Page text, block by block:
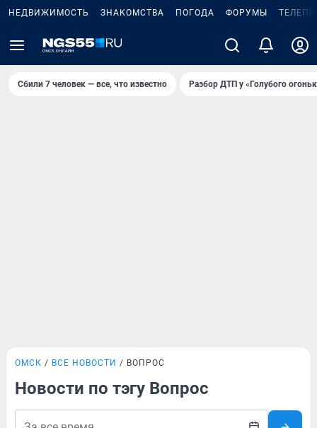
НЕДВИЖИМОСТЬ ЗНАКОМСТВА ПОГОДА ФОРУМЫ
Сбили 7 человек — все, что известно Разбор ДТП у «Голубого
ОМСК ВСЕ НОВОСТИ ВОПРОС
Новости по тэгу Вопрос